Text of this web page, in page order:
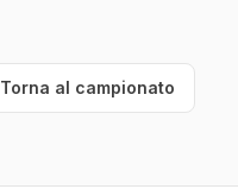
Torna al campionato